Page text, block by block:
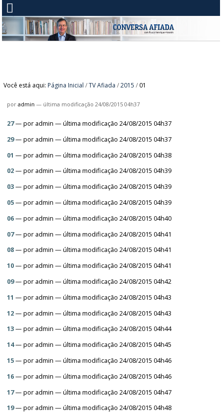
Você está aqui: Página Inicial /TV Afiada /2015 / 01
poradmin — última modificação 24/08/2015 04h37
27—por admin — última modificação 24/08/2015 04h37
29—por admin — última modificação 24/08/2015 04h37
01 —por admin — última modificação 24/08/2015 04h38
02—por admin — última modificação 24/08/2015 04h39
03—por admin — última modificação 24/08/2015 04h39
05—por admin — última modificação 24/08/2015 04h39
06—por admin — última modificação 24/08/2015 04h40
07—por admin — última modificação 24/08/2015 04h41
08—por admin — última modificação 24/08/2015 04h41
10—por admin — última modificação 24/08/2015 04h41
09—por admin — última modificação 24/08/2015 04h42
11 —por admin — última modificação 24/08/2015 04h43
12—por admin — última modificação 24/08/2015 04h43
13—por admin — última modificação 24/08/2015 04h44
14—por admin — última modificação 24/08/2015 04h45
15—por admin — última modificação 24/08/2015 04h46
16—por admin — última modificação 24/08/2015 04h46
17—por admin — última modificação 24/08/2015 04h47
19—por admin — última modificação 24/08/2015 04h48